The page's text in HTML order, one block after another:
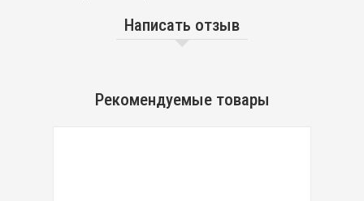
Написать отзыв
Рекомендуемые товары